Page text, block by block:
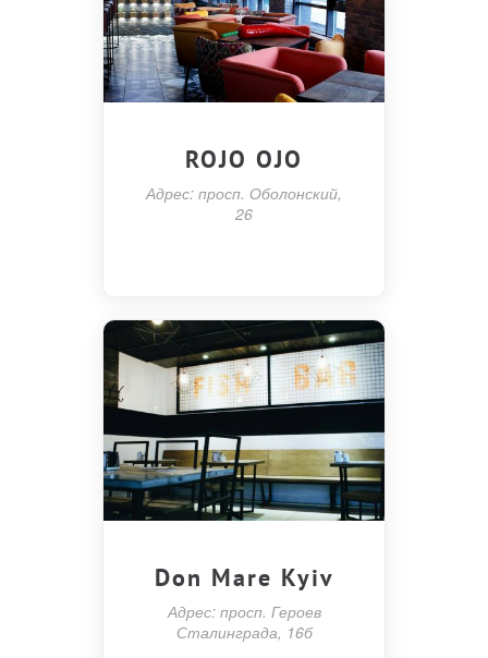
ROJO OJO
Адрес: просп. Оболонский,
26
Don Mare Kyiv
Адрес: просп. Героев
Сталинграда, 16б